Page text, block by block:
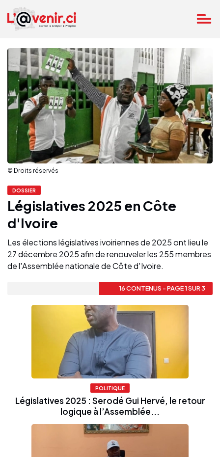
© Droits réservés
DOSSIER
Législatives 2025 en Côte
d'Ivoire
Les élections législatives ivoiriennes de 2025 ont lieu le
27 décembre 2025 afin de renouveler les 255 membres
de l'Assemblée nationale de Côte d'Ivoire.
16 CONTENUS - PAGE 1 SUR 3
POLITIQUE
Législatives 2025 : Serodé Gui Hervé, le retour
logique à l’Assemblée...